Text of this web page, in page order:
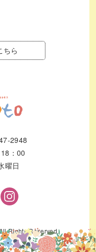
ちら
2948
：00
曜日
Rights Reserved.